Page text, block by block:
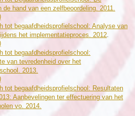
hand van een zelfbeoordeling. 2011.
tot begaafdheidsprofielschool: Analyse van
het implementatieproces. 2012.
tot begaafdheidsprofielschool:
van tevredenheid over het
2013.
tot begaafdheidsprofielschool: Resultaten
Aanbevelingen ter effectuering van het
vo. 2014.